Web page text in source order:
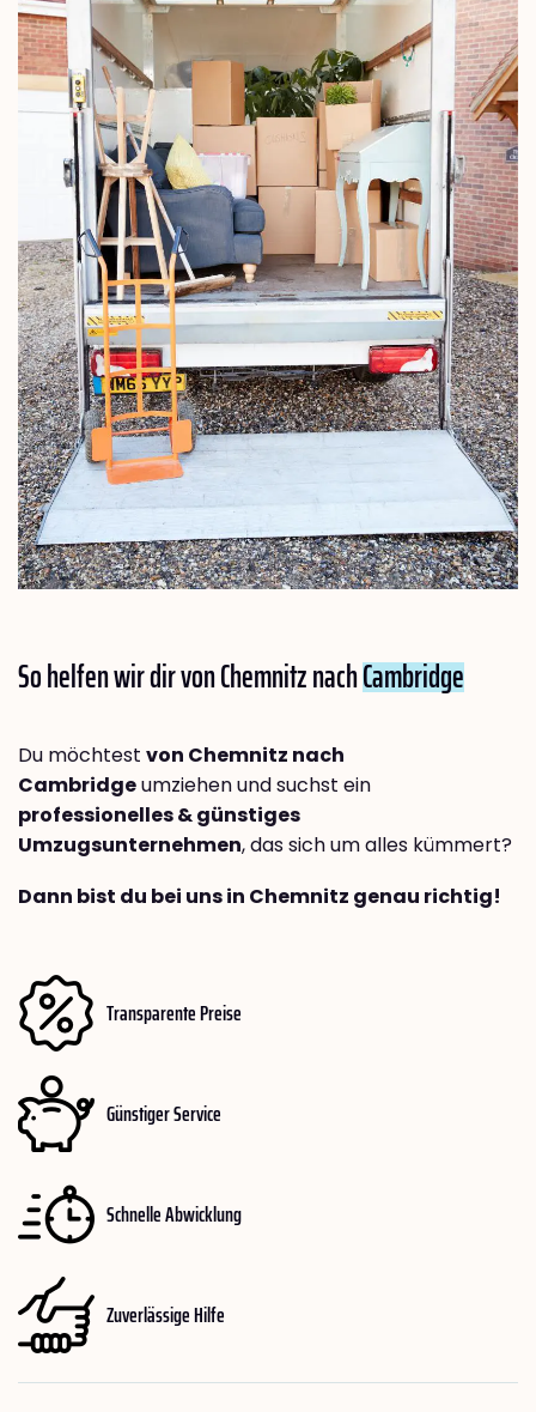
So helfen wir dir von Chemnitz nachCambridge
Du möchtest von Chemnitz nach
Cambridgeumziehen und suchst ein
professionelles & günstiges
Umzugsunternehmen, das sich um alles kümmert?
Dann bist du bei uns in Chemnitz genau richtig!
Transparente Preise
Günstiger Service
Schnelle Abwicklung
Zuverlässige Hilfe